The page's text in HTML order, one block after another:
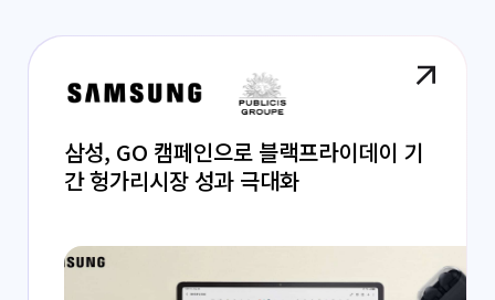
삼성, GO 캠페인으로 블랙프라이데이 기
간 헝가리시장 성과 극대화